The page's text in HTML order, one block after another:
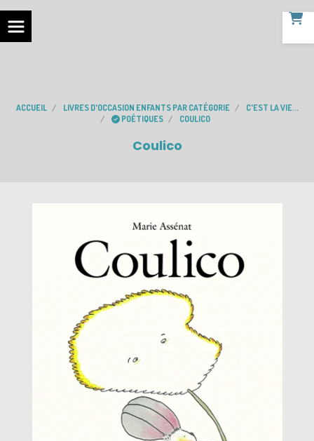
ACCUEIL LIVRES D'OCCASION ENFANTS PAR CATÉGORIE
C'EST LA VIE...
POÉTIQUES
COULICO
Coulico